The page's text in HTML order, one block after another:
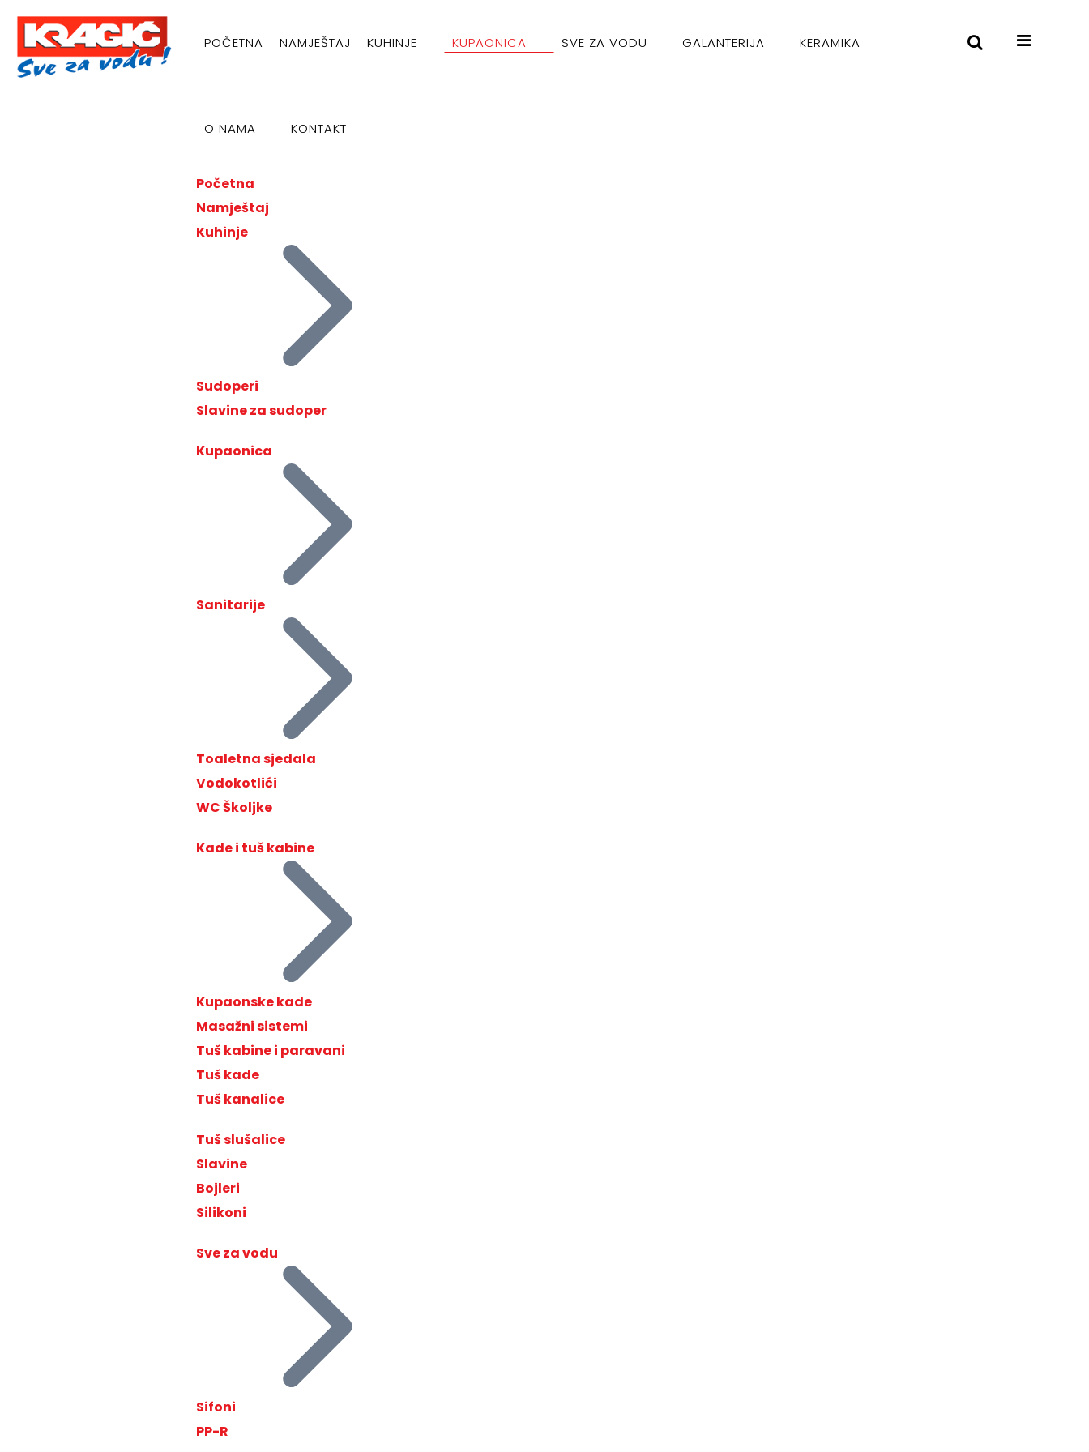
POČETNA NAMJEŠTAJ KUHINJE KUPAONICA SVE ZA VODU GALANTERIJA KERAMIKA
O NAMA KONTAKT
Početna
Namještaj
Kuhinje
Sudoperi
Slavine za sudoper
Kupaonica
Sanitarije
Toaletna sjedala
Vodokotlići
WC Školjke
Kade i tuš kabine
Kupaonske kade
Masažni sistemi
Tuš kabine i paravani
Tuš kade
Tuš kanalice
Tuš slušalice
Slavine
Bojleri
Silikoni
Sve za vodu
Sifoni
PP-R